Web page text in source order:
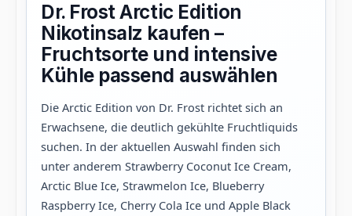
Dr. Frost Arctic Edition
Nikotinsalz kaufen –
Fruchtsorte und intensive
Kühle passend auswählen
Die Arctic Edition von Dr. Frost richtet sich an
Erwachsene, die deutlich gekühlte Fruchtliquids
suchen. In der aktuellen Auswahl finden sich
unter anderem Strawberry Coconut Ice Cream,
Arctic Blue Ice, Strawmelon Ice, Blueberry
Raspberry Ice, Cherry Cola Ice und Apple Black